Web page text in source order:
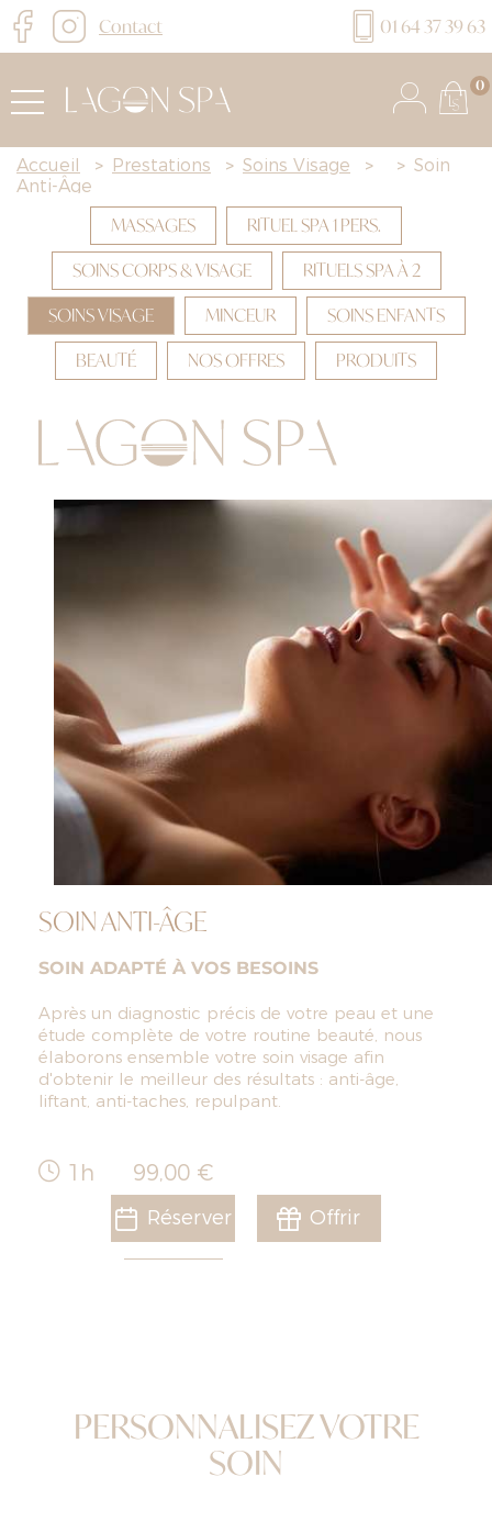
Contact 01 64 37 39 63
0
Accueil > Prestations > Soins Visage > > Soin
Anti-Âge
MASSAGES
RITUEL SPA 1 PERS.
SOINS CORPS & VISAGE
RITUELS SPA À 2
SOINS VISAGE
MINCEUR
SOINS ENFANTS
BEAUTÉ
NOS OFFRES PRODUITS
SOIN ANTI-ÂGE
SOIN ADAPTÉ À VOS BESOINS
Après un diagnostic précis de votre peau et une
étude complète de votre routine beauté, nous
élaborons ensemble votre soin visage afin
d'obtenir le meilleur des résultats : anti-âge,
liftant, anti-taches, repulpant.
1h 99,00 €
Réserver Offrir
PERSONNALISEZ VOTRE
SOIN